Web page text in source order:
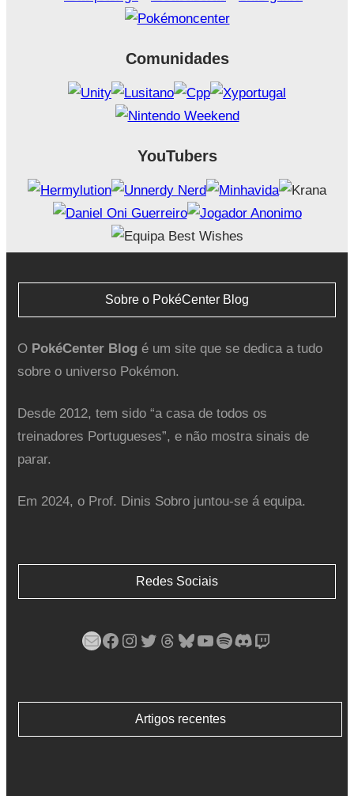
Comunidades
YouTubers
Sobre o PokéCenter Blog
O PokéCenter Blogé um site que se dedica a tudo
sobre o universo Pokémon.
Desde 2012, tem sido “a casa de todos os
treinadores Portugueses”, e não mostra sinais de
parar.
Em 2024, o Prof. Dinis Sobro juntou-se á equipa.
Redes Sociais
Mail Facebook Instagram Twitter Threads Bluesky YouTube Spotify Discord Twitch
Artigos recentes